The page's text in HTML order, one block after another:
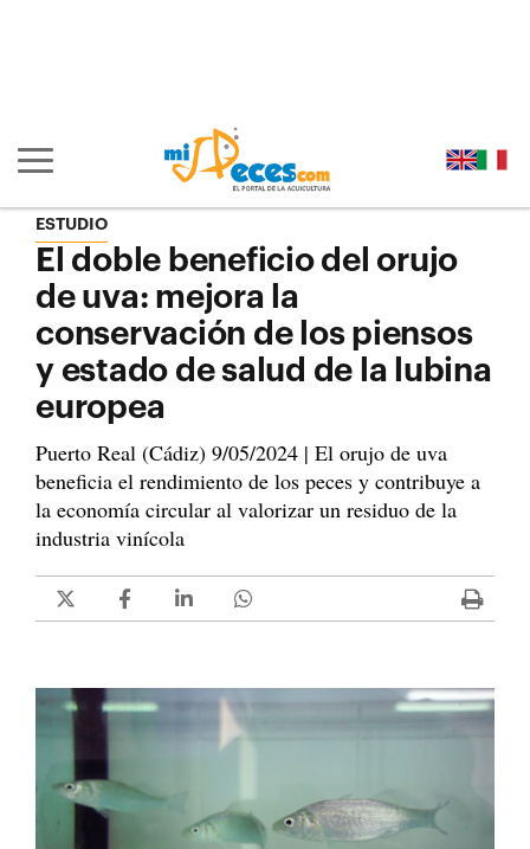
Mostrar/ocultar navegación principal
ESTUDIO
El doble beneficio del orujo
de uva: mejora la
conservación de los piensos
y estado de salud de la lubina
europea
Puerto Real (Cádiz) 9/05/2024 | El orujo de uva
beneficia el rendimiento de los peces y contribuye a
la economía circular al valorizar un residuo de la
industria vinícola